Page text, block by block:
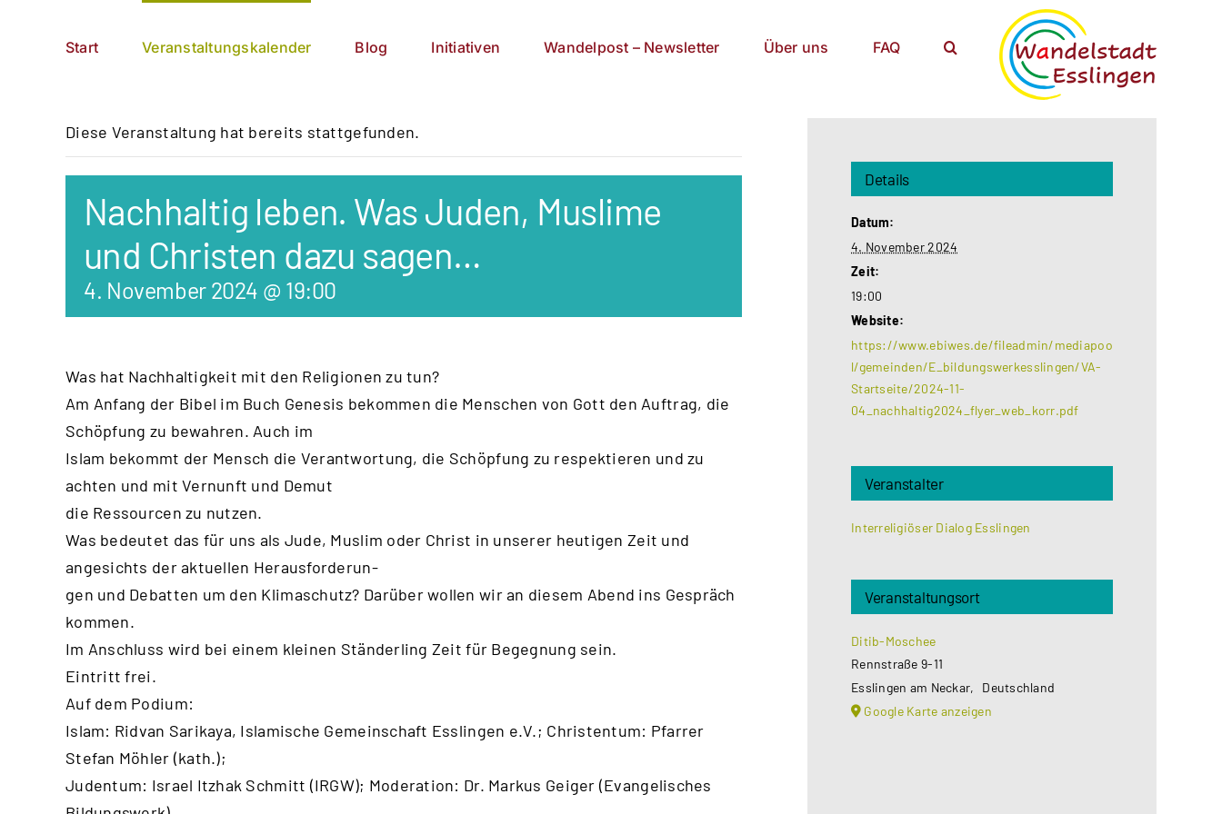
Start Veranstaltungskalender Blog Initiativen Wandelpost – Newsletter Über uns FAQ
Diese Veranstaltung hat bereits stattgefunden.
Nachhaltig leben. Was Juden, Muslime
und Christen dazu sagen…
4. November 2024 @ 19:00
Was hat Nachhaltigkeit mit den Religionen zu tun?
Am Anfang der Bibel im Buch Genesis bekommen die Menschen von Gott den Auftrag, die
Schöpfung zu bewahren. Auch im
Islam bekommt der Mensch die Verantwortung, die Schöpfung zu respektieren und zu
achten und mit Vernunft und Demut
die Ressourcen zu nutzen.
Was bedeutet das für uns als Jude, Muslim oder Christ in unserer heutigen Zeit und
angesichts der aktuellen Herausforderun-
gen und Debatten um den Klimaschutz? Darüber wollen wir an diesem Abend ins Gespräch
kommen.
Im Anschluss wird bei einem kleinen Ständerling Zeit für Begegnung sein.
Eintritt frei.
Auf dem Podium:
Islam: Ridvan Sarikaya, Islamische Gemeinschaft Esslingen e.V.; Christentum: Pfarrer
Stefan Möhler (kath.);
Judentum: Israel Itzhak Schmitt (IRGW); Moderation: Dr. Markus Geiger (Evangelisches
Details
Datum:
4. November 2024
Zeit:
19:00
Website:
https://www.ebiwes.de/fileadmin/mediapoo
l/gemeinden/E_bildungswerkesslingen/VA-
Startseite/2024-11-
04_nachhaltig2024_flyer_web_korr.pdf
Veranstalter
Interreligiöser Dialog Esslingen
Veranstaltungsort
Ditib-Moschee
Rennstraße 9-11
Esslingen am Neckar,
Deutschland
Google Karte anzeigen